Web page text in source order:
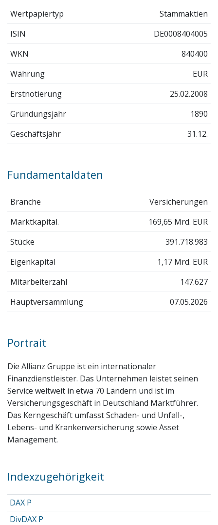
Wertpapiertyp
Stammaktien
ISIN
DE0008404005
WKN
840400
Währung
EUR
Erstnotierung
25.02.2008
Gründungsjahr
1890
Geschäftsjahr
31.12.
Fundamentaldaten
Branche
Versicherungen
Marktkapital.
169,65 Mrd. EUR
Stücke
391.718.983
Eigenkapital
1,17 Mrd. EUR
Mitarbeiterzahl
147.627
Hauptversammlung
07.05.2026
Portrait
Die Allianz Gruppe ist ein internationaler
Finanzdienstleister. Das Unternehmen leistet seinen
Service weltweit in etwa 70 Ländern und ist im
Versicherungsgeschäft in Deutschland Marktführer.
Das Kerngeschäft umfasst Schaden- und Unfall-,
Lebens- und Krankenversicherung sowie Asset
Management.
Indexzugehörigkeit
DAX P
DivDAX P